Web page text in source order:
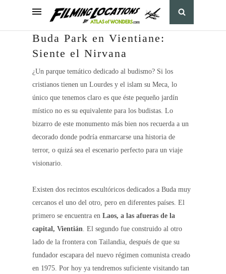
Buda Park en Vientiane:
Siente el Nirvana
¿Un parque temático dedicado al budismo? Si los
cristianos tienen un Lourdes y el islam su Meca, lo
único que tenemos claro es que éste pequeño jardín
místico no es su equivalente para los budistas. Lo
bizarro de este monumento más bien nos recuerda a un
decorado donde podría enmarcarse una historia de
terror, o quizá sea el escenario perfecto para un viaje
visionario.
Existen dos recintos escultóricos dedicados a Buda muy
cercanos el uno del otro, pero en diferentes países. El
primero se encuentra en Laos, a las afueras de la
capital, Vientián. El segundo fue construido al otro
lado de la frontera con Tailandia, después de que su
fundador escapara del nuevo régimen comunista creado
en 1975. Por hoy ya tendremos suficiente visitando tan